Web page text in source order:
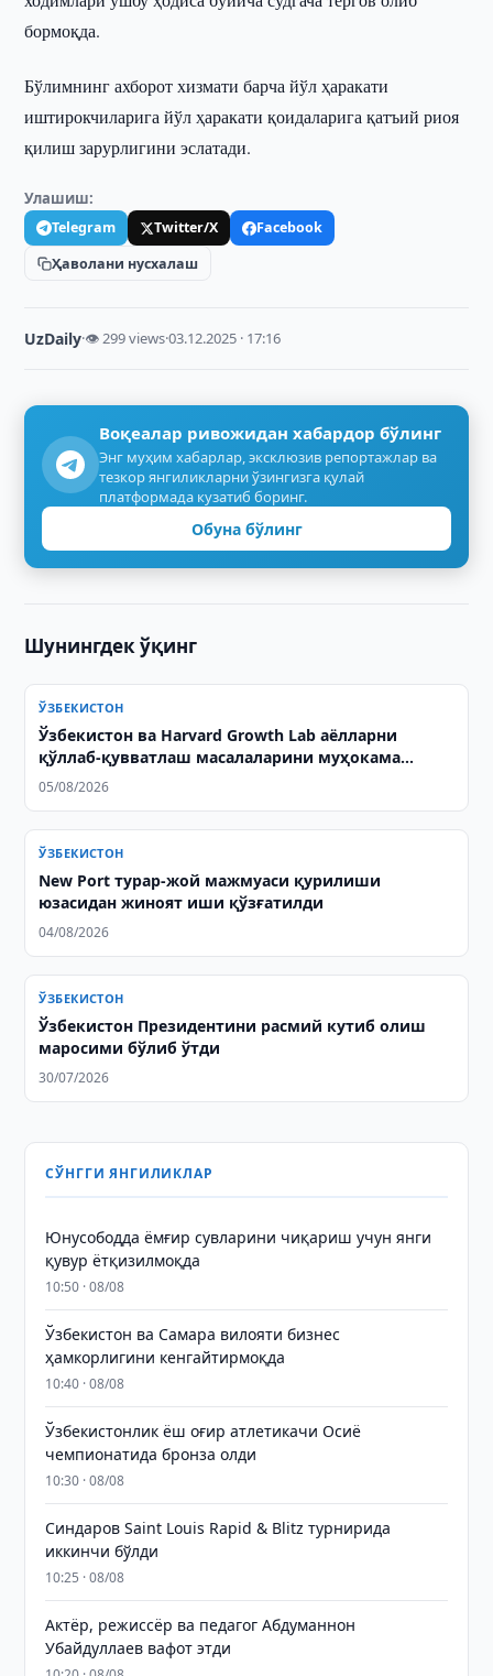
бормоқда.
Бўлимнинг ахборот хизмати барча йўл ҳаракати
иштирокчиларига йўл ҳаракати қоидаларига қатъий риоя
қилиш зарурлигини эслатади.
Улашиш:
Telegram Twitter/X
Facebook
Ҳаволани нусхалаш
UzDaily·👁 299 views·03.12.2025 · 17:16
Воқеалар ривожидан хабардор бўлинг
Энг муҳим хабарлар, эксклюзив репортажлар ва
тезкор янгиликларни ўзингизга қулай
платформада кузатиб боринг.
Обуна бўлинг
Шунингдек ўқинг
ЎЗБЕКИСТОН
Ўзбекистон ва Harvard Growth Lab аёлларни
қўллаб-қувватлаш масалаларини муҳокама
қилишди
05/08/2026
ЎЗБЕКИСТОН
New Port турар-жой мажмуаси қурилиши
юзасидан жиноят иши қўзғатилди
04/08/2026
ЎЗБЕКИСТОН
Ўзбекистон Президентини расмий кутиб олиш
маросими бўлиб ўтди
30/07/2026
СЎНГГИ ЯНГИЛИКЛАР
Юнусободда ёмғир сувларини чиқариш учун янги
қувур ётқизилмоқда
10:50 · 08/08
Ўзбекистон ва Самара вилояти бизнес
ҳамкорлигини кенгайтирмоқда
10:40 · 08/08
Ўзбекистонлик ёш оғир атлетикачи Осиё
чемпионатида бронза олди
10:30 · 08/08
Синдаров Saint Louis Rapid & Blitz турнирида
иккинчи бўлди
10:25 · 08/08
Актёр, режиссёр ва педагог Абдуманнон
Убайдуллаев вафот этди